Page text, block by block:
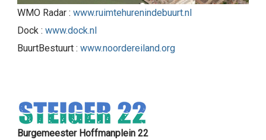
WMO Radar : www.ruimtehurenindebuurt.nl
Dock : www.dock.nl
BuurtBestuurt : www.noordereiland.org
Burgemeester Hoffmanplein 22